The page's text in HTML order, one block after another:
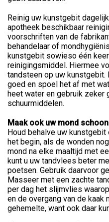
Reinig uw kunstgebit
apotheek beschikbaar
voorschriften van de
behandelaar of
kunstgebit sowieso één
reinigingsmiddel. Hiermee
tandsteen op uw
goed en spoel het af met
heet water en gebruik zeker
schuurmiddelen.
Maak ook uw mond schoon
Houd behalve uw
het begin, als de wonden
mond na elke maaltijd met
kunt u uw tandvlees beter
poetsen. Gebruik daarvoor
Masseer met een zachte
per dag het slijmvlies
en de overgang van de kaak
gehemelte, want ook daar